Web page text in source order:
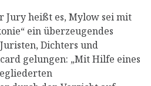
Jury heißt es, Mylow sei mit
ein überzeugendes
Dichters und
gelungen: „Mit Hilfe eines